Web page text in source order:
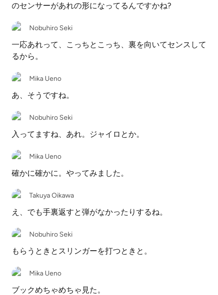
のセンサーがあれの形になってるんですかね?
Nobuhiro Seki
一応あれって、こっちとこっち、裏を向いてセンスして
るから。
Mika Ueno
あ、そうですね。
Nobuhiro Seki
入ってますね、あれ。ジャイロとか。
Mika Ueno
確かに確かに。やってみました。
Takuya Oikawa
え、でも手裏返すと弾がなかったりするね。
Nobuhiro Seki
もらうときとスリンガーを打つときと。
Mika Ueno
ブックめちゃめちゃ見た。